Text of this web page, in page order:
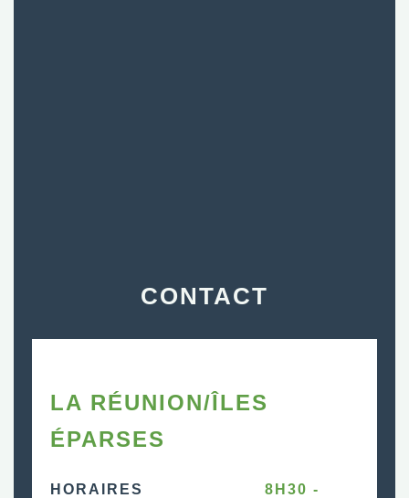
CONTACT
LA RÉUNION/ÎLES
ÉPARSES
HORAIRES
8H30 -